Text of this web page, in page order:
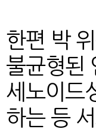
한편 박
불균형된
세노이드
하는 등